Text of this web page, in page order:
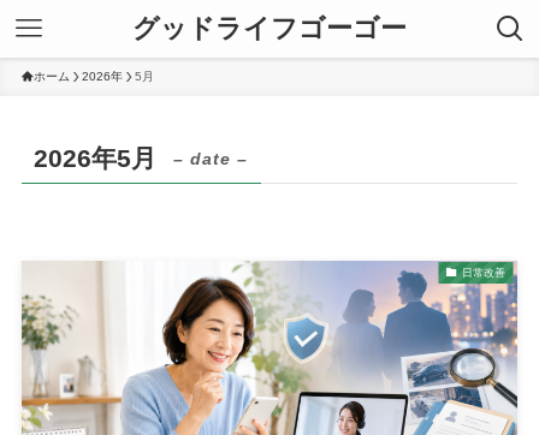
グッドライフゴーゴー
ホーム 2026年 5月
2026年5月 – date –
日常改善